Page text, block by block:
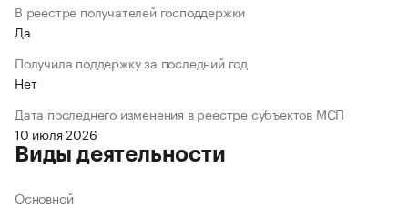
В реестре получателей господдержки
Да
Получила поддержку за последний год
Нет
Дата последнего изменения в реестре субъектов МСП
10 июля 2026
Виды деятельности
Основной